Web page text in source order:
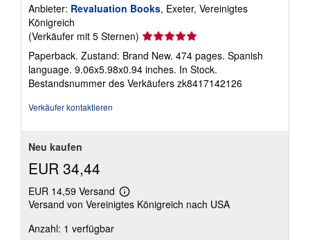
Anbieter: Revaluation Books, Exeter, Vereinigtes
Königreich
(Verkäufer mit 5 Sternen) Verkäuferbewertung
von
5
Sternen
Paperback. Zustand: Brand New. 474 pages. Spanish
language. 9.06x5.98x0.94 inches. In Stock.
Bestandsnummer des Verkäufers zk8417142126
Verkäufer kontaktieren
Neu kaufen
EUR 34,44
EUR 14,59 Versand
Weitere
Informationen
Versand von Vereinigtes Königreich nach USA
Anzahl: 1 verfügbar